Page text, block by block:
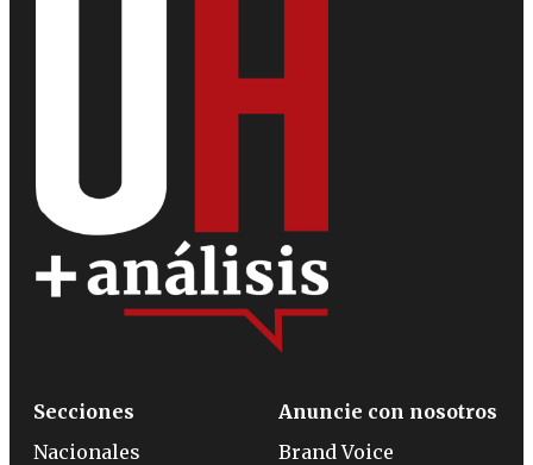
Secciones
Nacionales
Anuncie con nosotros
Brand Voice